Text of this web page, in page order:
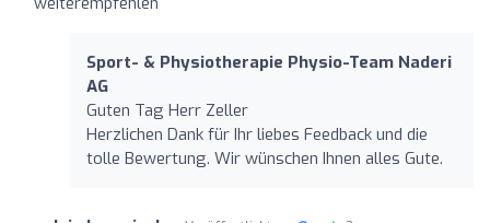
Sport- & Physiotherapie Physio-Team Naderi
AG
Guten Tag Herr Zeller
Herzlichen Dank für Ihr liebes Feedback und die
tolle Bewertung. Wir wünschen Ihnen alles Gute.